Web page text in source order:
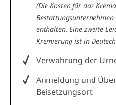
(Die Kosten für das
enthalten. Eine zweite
Kremierung ist in
Verwahrung der
Anmeldung und
Beisetzungsort